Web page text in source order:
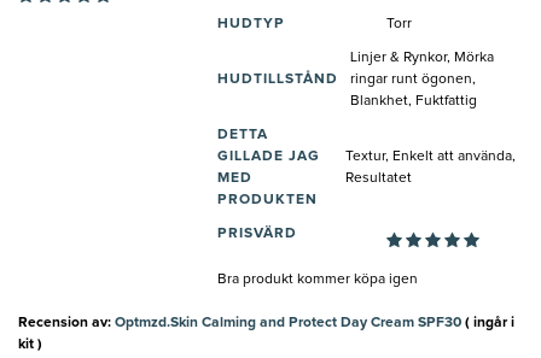
HUDTYP Torr
HUDTILLSTÅND
Linjer & Rynkor, Mörka
ringar runt ögonen,
Blankhet, Fuktfattig
DETTA
GILLADE JAG
MED
PRODUKTEN
Textur, Enkelt att använda,
Resultatet
PRISVÄRD
Bra produkt kommer köpa igen
Recension av: Optmzd.Skin Calming and Protect Day Cream SPF30 ( ingår i
kit )